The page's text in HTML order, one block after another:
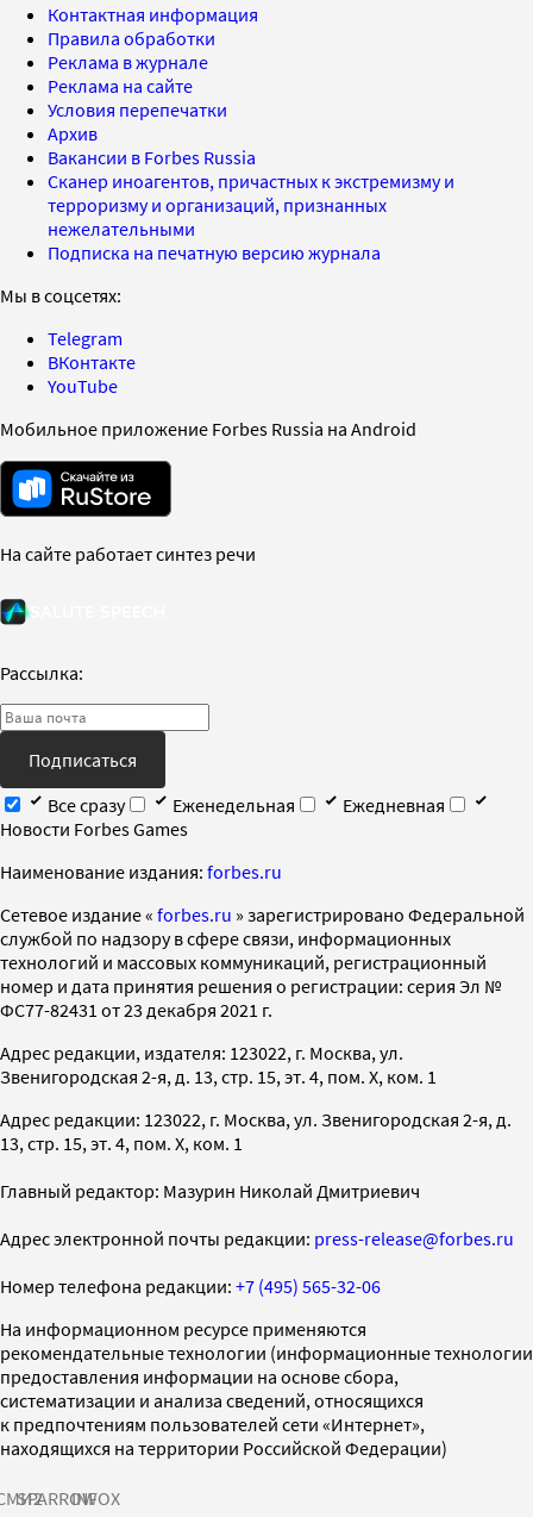
Контактная информация
Правила обработки
Реклама в журнале
Реклама на сайте
Условия перепечатки
Архив
Вакансии в Forbes Russia
Сканер иноагентов, причастных к экстремизму и
терроризму и организаций, признанных
нежелательными
Подписка на печатную версию журнала
Мы в соцсетях:
Telegram
ВКонтакте
YouTube
Мобильное приложение Forbes Russia на Android
На сайте работает синтез речи
Рассылка:
Подписаться
Все сразу
Еженедельная
Ежедневная
Новости Forbes Games
Наименование издания: forbes.ru
Cетевое издание « forbes.ru » зарегистрировано Федеральной
службой по надзору в сфере связи, информационных
технологий и массовых коммуникаций, регистрационный
номер и дата принятия решения о регистрации: серия Эл №
ФС77-82431 от 23 декабря 2021 г.
Адрес редакции, издателя: 123022, г. Москва, ул.
Звенигородская 2-я, д. 13, стр. 15, эт. 4, пом. X, ком. 1
Адрес редакции: 123022, г. Москва, ул. Звенигородская 2-я, д.
13, стр. 15, эт. 4, пом. X, ком. 1
Главный редактор: Мазурин Николай Дмитриевич
Адрес электронной почты редакции: press-release@forbes.ru
Номер телефона редакции: +7 (495) 565-32-06
На информационном ресурсе применяются
рекомендательные технологии (информационные технологии
предоставления информации на основе сбора,
систематизации и анализа сведений, относящихся
к предпочтениям пользователей сети «Интернет»,
находящихся на территории Российской Федерации)
SPARROWINFOX